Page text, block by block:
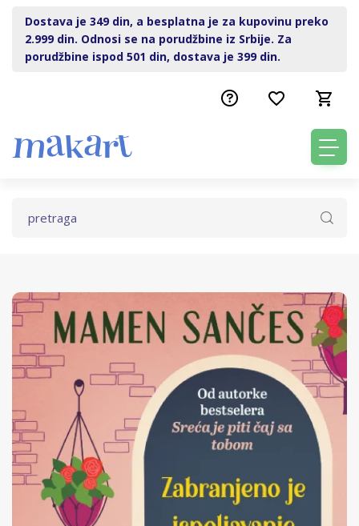
Dostava je 349 din, a besplatna je za kupovinu preko
2.999 din. Odnosi se na porudžbine iz Srbije. Za
porudžbine ispod 501 din, dostava je 399 din.